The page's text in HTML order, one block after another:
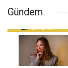
Gündem